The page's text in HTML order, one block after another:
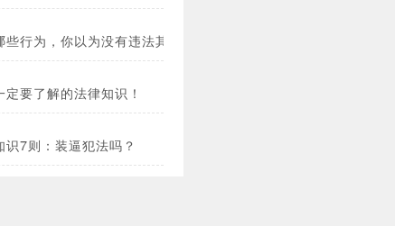
些行为，你以为没有违法其实违法了？
定要了解的法律知识！
识7则：装逼犯法吗？